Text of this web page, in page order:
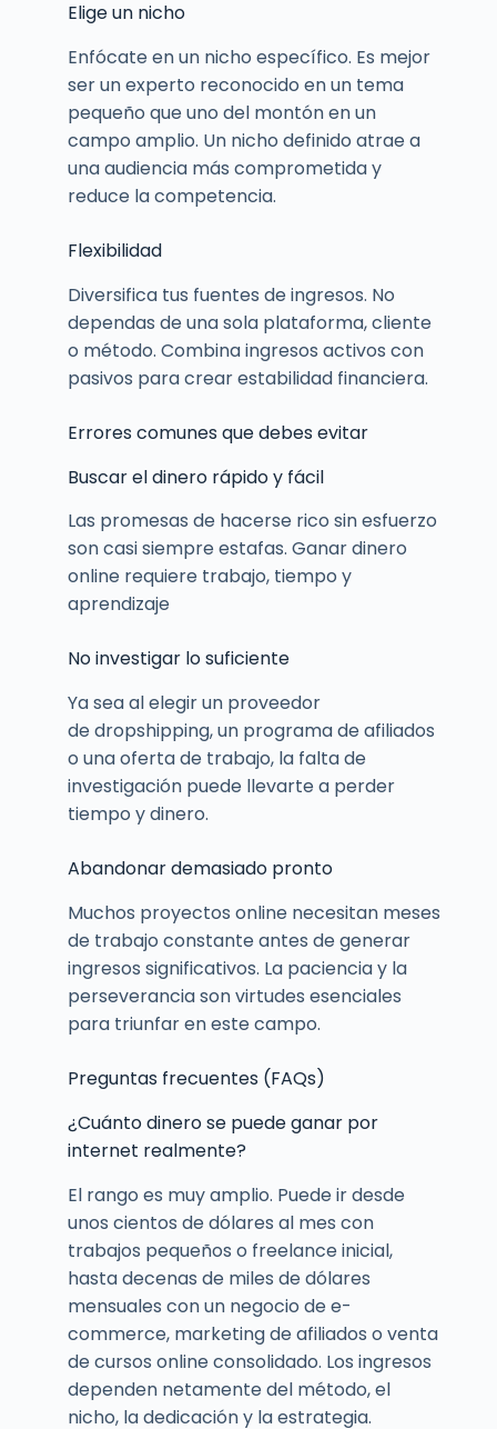
Elige un nicho
Enfócate en un nicho específico. Es mejor
ser un experto reconocido en un tema
pequeño que uno del montón en un
campo amplio. Un nicho definido atrae a
una audiencia más comprometida y
reduce la competencia.
Flexibilidad
Diversifica tus fuentes de ingresos. No
dependas de una sola plataforma, cliente
o método. Combina ingresos activos con
pasivos para crear estabilidad financiera.
Errores comunes que debes evitar
Buscar el dinero rápido y fácil
Las promesas de hacerse rico sin esfuerzo
son casi siempre estafas. Ganar dinero
online requiere trabajo, tiempo y
aprendizaje
No investigar lo suficiente
Ya sea al elegir un proveedor
de dropshipping, un programa de afiliados
o una oferta de trabajo, la falta de
investigación puede llevarte a perder
tiempo y dinero.
Abandonar demasiado pronto
Muchos proyectos online necesitan meses
de trabajo constante antes de generar
ingresos significativos. La paciencia y la
perseverancia son virtudes esenciales
para triunfar en este campo.
Preguntas frecuentes (FAQs)
¿Cuánto dinero se puede ganar por
internet realmente?
El rango es muy amplio. Puede ir desde
unos cientos de dólares al mes con
trabajos pequeños o freelance inicial,
hasta decenas de miles de dólares
mensuales con un negocio de e-
commerce, marketing de afiliados o venta
de cursos online consolidado. Los ingresos
dependen netamente del método, el
nicho, la dedicación y la estrategia.